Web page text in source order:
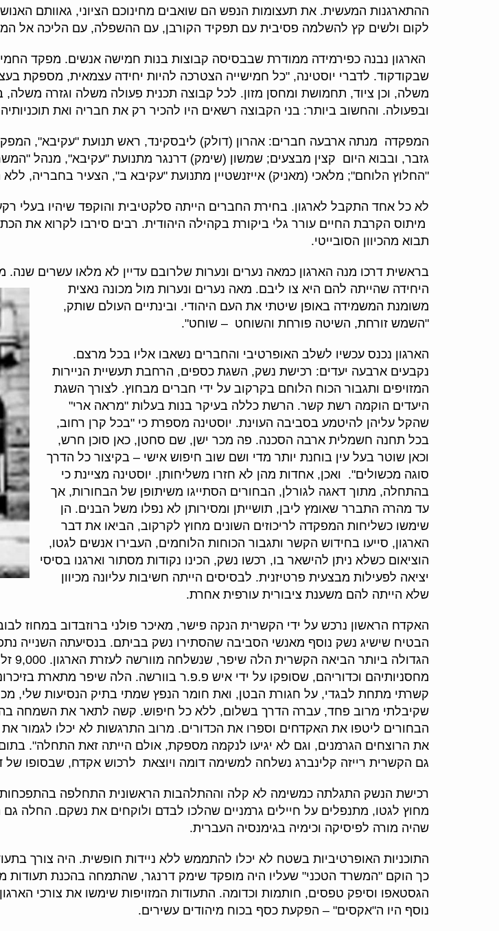
ההתארגנות המעשית. את תעצומות הנפש הם שואבים מחינוכם הציוני, גאוותם
לקום ולשים קץ להשלמה פסיבית עם תפקיד הקורבן, עם ההשפלה, עם הליכה אל
הארגון נבנה כפירמידה ממודרת שבבסיסה קבוצות בנות חמישה אנשים. מפקד
שבקודקוד. לדברי יוסטינה, "כל חמישייה הצטרכה להיות יחידה עצמאית, מספקת
משלה, וכן ציוד, תחמושת ומחסן מזון. לכל קבוצה תכנית פעולה משלה וגזרה משלה,
ובפעולה. והחשוב ביותר: בני הקבוצה רשאים היו להכיר רק את חבריה ואת
המפקדה מנתה ארבעה חברים: אהרון (דולק) ליבסקינד, ראש תנועת "עקיבא",
גזבר, ובבוא היום קצין מבצעים; שמשון (שימק) דרנגר מתנועת "עקיבא", מנהל
"החלוץ הלוחם"; מלאכי (מאניק) אייזנשטיין מתנועת "עקיבא ב", הצעיר בחבריה,
לא כל אחד התקבל לארגון. בחירת החברים הייתה סלקטיבית והוקפד שיהיו בעלי
מיתוס הקרבת החיים עורר גלי ביקורת בקהילה היהודית. רבים סירבו לקרוא את
תבוא מהכיוון הסובייטי.
בראשית דרכו מנה הארגון כמאה נערים ונערות שלרובם עדיין לא מלאו עשרים
היחידה שהייתה להם היא צו ליבם. מאה נערים ונערות מול מכונה נאצית
משומנת המשמידה באופן שיטתי את העם היהודי. ובינתיים העולם שותק,
"השמש זורחת, השיטה פורחת והשוחט – שוחט".
הארגון נכנס עכשיו לשלב האופרטיבי והחברים נשאבו אליו בכל מרצם.
נקבעים ארבעה יעדים: רכישת נשק, השגת כספים, הרחבת תעשיית הניירות
המזויפים ותגבור הכוח הלוחם בקרקוב על ידי חברים מבחוץ. לצורך השגת
היעדים הוקמה רשת קשר. הרשת כללה בעיקר בנות בעלות "מראה ארי"
שהקל עליהן להיטמע בסביבה העוינת. יוסטינה מספרת כי "בכל קרן רחוב,
בכל תחנה חשמלית ארבה הסכנה. פה מכר ישן, שם סחטן, כאן סוכן חרש,
וכאן שוטר בעל עין בוחנת יותר מדי ושם שוב חיפוש אישי – בקיצור כל הדרך
סוגה מכשולים". ואכן, אחדות מהן לא חזרו משליחותן. יוסטינה מציינת כי
בהתחלה, מתוך דאגה לגורלן, הבחורים הסתייגו משיתופן של הבחורות, אך
עד מהרה התברר שאומץ ליבן, תושייתן ומסירותן לא נפלו משל הבנים. הן
שימשו כשליחות המפקדה לריכוזים השונים מחוץ לקרקוב, הביאו את דבר
הארגון, סייעו בחידוש הקשר ותגבור הכוחות הלוחמים, העבירו אנשים לגטו,
הוציאום כשלא ניתן להישאר בו, רכשו נשק, הכינו נקודות מסתור וארגנו בסיסי
יציאה לפעילות מבצעית פרטיזנית. לבסיסים הייתה חשיבות עליונה מכיוון
שלא הייתה להם משענת ציבורית עורפית אחרת.
האקדח הראשון נרכש על ידי הקשרית הנקה פישר, מאיכר פולני ברוזבדוב במחוז
הבטיח שישיג נשק נוסף מאנשי הסביבה שהסתירו נשק בביתם. בנסיעתה השנייה
מחסניותיהם וכדוריהם, שסופקו על ידי איש פ.פ.ר בוורשה. הלה שיפר מתארת
קשרתי מתחת לבגדי, על חגורת הבטן, ואת חומר הנפץ שמתי בתיק הנסיעות שלי,
שקיבלתי מרוב פחד, עברה הדרך בשלום, ללא כל חיפוש. קשה לתאר את השמחה בה
הבחורים ליטפו את האקדחים וספרו את הכדורים. מרוב התרגשות לא יכלו לגמור
את הרוצחים הגרמנים, וגם לא יגיעו לנקמה מספקת, אולם הייתה זאת התחלה".
גם הקשרית רייזה קלינברג נשלחה למשימה דומה ויוצאת לרכוש אקדח, שבסופו של
רכישת הנשק התגלתה כמשימה לא קלה וההתלהבות הראשונית התחלפה בהתפכחות
מחוץ לגטו, מתנפלים על חיילים גרמניים שהלכו לבדם ולוקחים את נשקם. החלה גם
שהיה מורה לפיסיקה וכימיה בגימנסיה העברית.
התוכניות האופרטיביות בשטח לא יכלו להתממש ללא ניידות חופשית. היה צורך
כך הוקם "המשרד הטכני" שעליו היה מופקד שימק דרנגר, שהתמחה בהכנת תעודות
הגסטאפו וסיפק טפסים, חותמות וכדומה. התעודות המזויפות שימשו את צורכי
נוסף היו ה"אקסים" – הפקעת כסף בכוח מיהודים עשירים.